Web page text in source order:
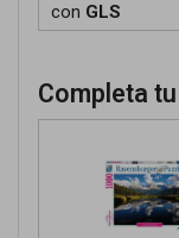
con GLS
Completa